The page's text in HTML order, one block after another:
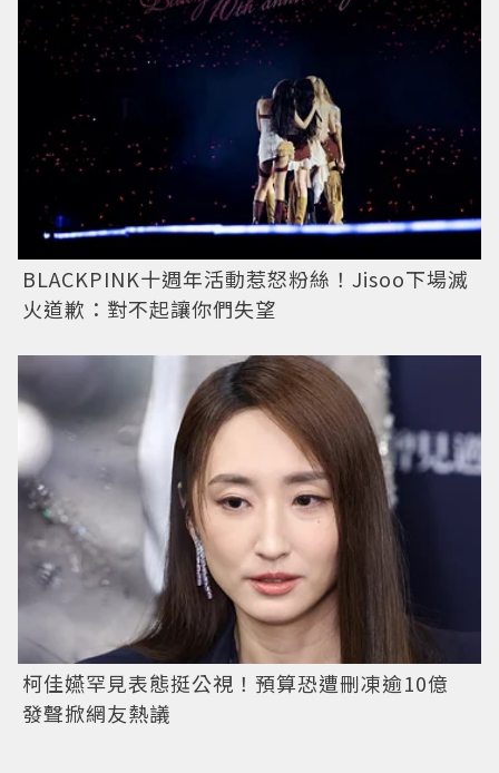
BLACKPINK十週年活動惹怒粉絲！Jisoo下場滅
火道歉：對不起讓你們失望
柯佳嬿罕見表態挺公視！預算恐遭刪凍逾10億
發聲掀網友熱議